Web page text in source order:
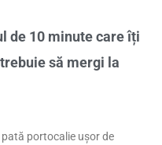
de 10 minute care îți
să mergi la
portocalie ușor de